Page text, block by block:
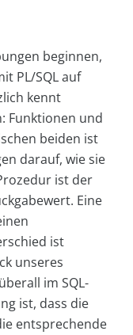
beginnen,
PL/SQL auf
kennt
Funktionen und
beiden ist
darauf, wie sie
ist der
Eine
ist
unseres
im SQL-
ist, dass die
entsprechende